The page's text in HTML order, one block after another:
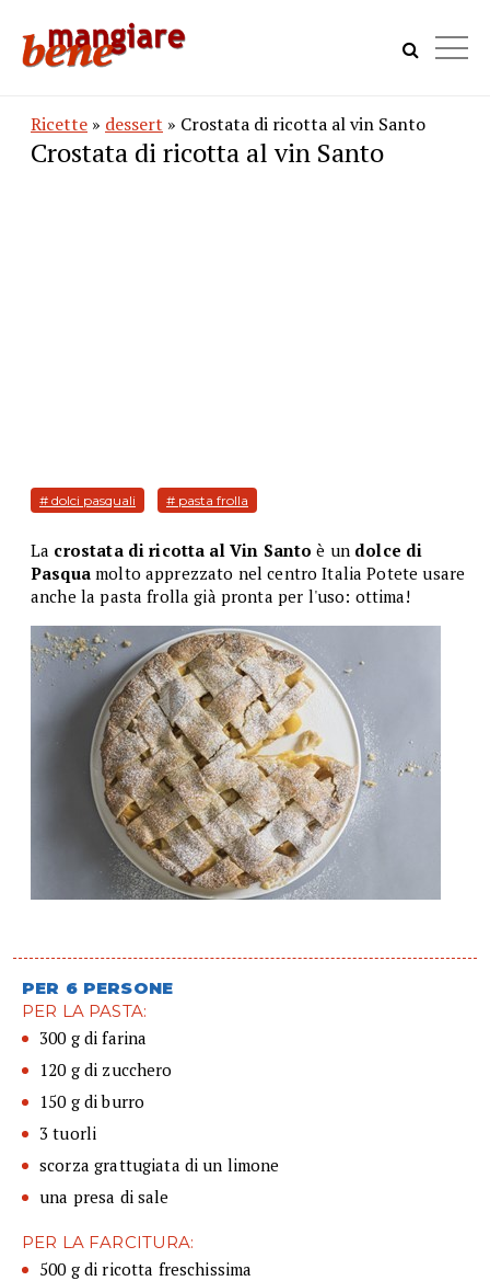
Ricette » dessert » Crostata di ricotta al vin Santo
Crostata di ricotta al vin Santo
# dolci pasquali # pasta frolla
La crostata di ricotta al Vin Santo è un dolce di
Pasquamolto apprezzato nel centro Italia Potete usare
anche la pasta frolla già pronta per l'uso: ottima!
PER 6 PERSONE
PER LA PASTA:
300 g di farina
120 g di zucchero
150 g di burro
3 tuorli
scorza grattugiata di un limone
una presa di sale
PER LA FARCITURA:
500 g di ricotta freschissima